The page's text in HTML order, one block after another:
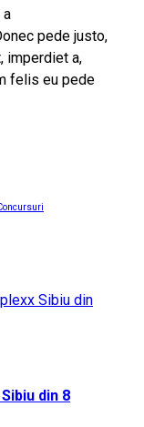
a
pede justo,
imperdiet a,
felis eu pede
din 8